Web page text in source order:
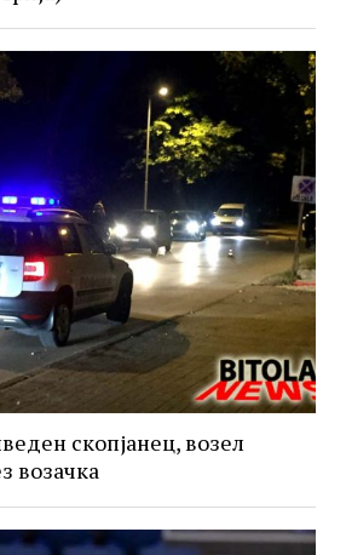
скопјанец, возел
возачка